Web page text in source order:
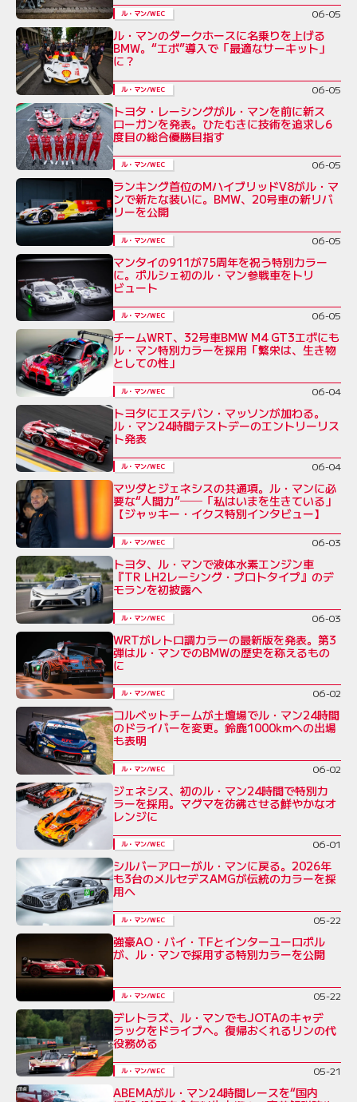
ル・マン/WEC 06-05
ル・マンのダークホースに名乗りを上げる
BMW。“エボ”導入で「最適なサーキット」
に？
ル・マン/WEC 06-05
トヨタ・レーシングがル・マンを前に新ス
ローガンを発表。ひたむきに技術を追求し6
度目の総合優勝目指す
ル・マン/WEC 06-05
ランキング首位のMハイブリッドV8がル・マ
ンで新たな装いに。BMW、20号車の新リバ
リーを公開
ル・マン/WEC 06-05
マンタイの911が75周年を祝う特別カラー
に。ポルシェ初のル・マン参戦車をトリ
ビュート
ル・マン/WEC 06-05
チームWRT、32号車BMW M4 GT3エボにも
ル・マン特別カラーを採用「繁栄は、生き物
としての性」
ル・マン/WEC 06-04
トヨタにエステバン・マッソンが加わる。
ル・マン24時間テストデーのエントリーリス
ト発表
ル・マン/WEC 06-04
マツダとジェネシスの共通項。ル・マンに必
要な“人間力”──「私はいまを生きている」
【ジャッキー・イクス特別インタビュー】
ル・マン/WEC 06-03
トヨタ、ル・マンで液体水素エンジン車
『TR LH2レーシング・プロトタイプ』のデ
モランを初披露へ
ル・マン/WEC 06-03
WRTがレトロ調カラーの最新版を発表。第3
弾はル・マンでのBMWの歴史を称えるもの
に
ル・マン/WEC 06-02
コルベットチームが土壇場でル・マン24時間
のドライバーを変更。鈴鹿1000kmへの出場
も表明
ル・マン/WEC 06-02
ジェネシス、初のル・マン24時間で特別カ
ラーを採用。マグマを彷彿させる鮮やかなオ
レンジに
ル・マン/WEC 06-01
シルバーアローがル・マンに戻る。2026年
も3台のメルセデスAMGが伝統のカラーを採
用へ
ル・マン/WEC 05-22
強豪AO・バイ・TFとインターユーロポル
が、ル・マンで採用する特別カラーを公開
ル・マン/WEC 05-22
デレトラズ、ル・マンでもJOTAのキャデ
ラックをドライブへ。復帰おくれるリンの代
役務める
ル・マン/WEC 05-21
ABEMAがル・マン24時間レースを“国内